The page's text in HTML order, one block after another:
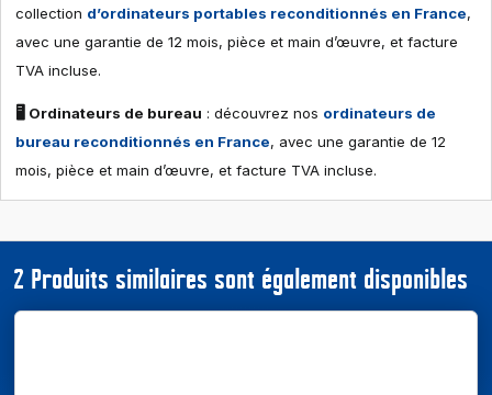
collection d’ordinateurs portables reconditionnés en France,
avec une garantie de 12 mois, pièce et main d’œuvre, et facture
TVA incluse.
🖥 Ordinateurs de bureau : découvrez nos ordinateurs de
bureau reconditionnés en France, avec une garantie de 12
mois, pièce et main d’œuvre, et facture TVA incluse.
2 Produits similaires sont également disponibles